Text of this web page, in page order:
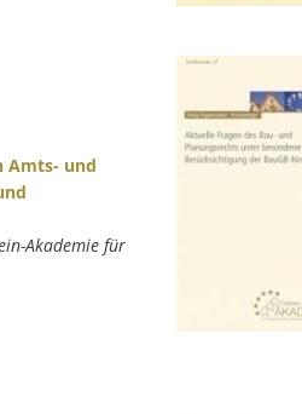
Amts- und
Akademie für